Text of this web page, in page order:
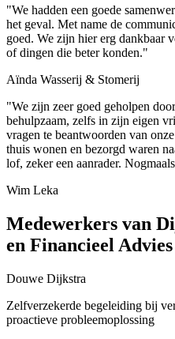
"We hadden een goede
het geval. Met name de
goed. We zijn hier erg dankbaar
of dingen die beter konden."
Aïnda Wasserij & Stomerij
"We zijn zeer goed geholpen
behulpzaam, zelfs in zijn eigen
vragen te beantwoorden van
thuis wonen en bezorgd waren
lof, zeker een aanrader.
Wim Leka
Medewerkers van
en Financieel Advies
Douwe Dijkstra
Zelfverzekerde begeleiding bij
proactieve probleemoplossing